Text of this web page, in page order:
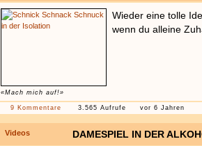
«Mach mich auf!»
Wieder eine tolle
wenn du alleine
9 Kommentare 3.565 Aufrufe vor 6 Jahren
Videos DAMESPIEL IN DER